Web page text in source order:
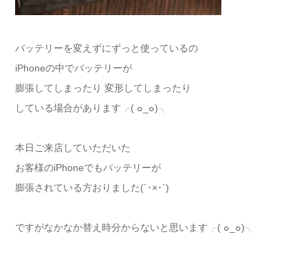
バッテリーを変えずにずっと使っているの
iPhoneの中でバッテリーが
膨張してしまったり 変形してしまったり
している場合があります╭( ๐_๐)╮
本日ご来店していただいた
お客様のiPhoneでもバッテリーが
膨張されている方おりました(´･×･`)
ですがなかなか替え時分からないと思います╭( ๐_๐)╮